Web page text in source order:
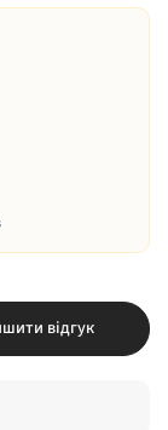
відгук